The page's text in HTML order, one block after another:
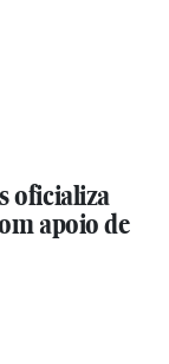
oficializa
apoio de